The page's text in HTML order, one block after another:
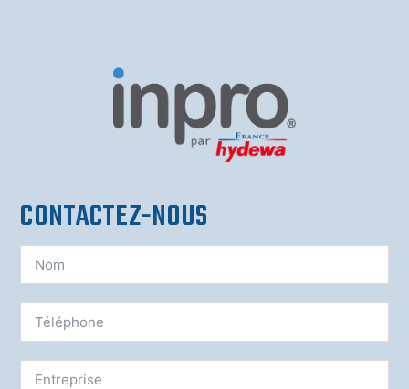
CONTACTEZ-NOUS